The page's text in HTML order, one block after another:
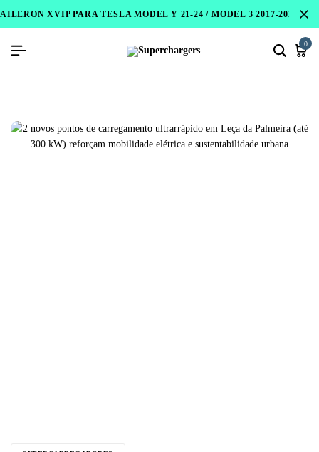
AILERON XVIP PARA TESLA MODEL Y 21-24 / MODEL 3 2017-2023 /
0